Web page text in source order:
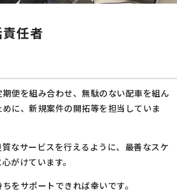
任者
便を組み合わせ、無駄のない配車を組ん
に、新規案件の開拓等を担当していま
なサービスを行えるように、最善なスケ
がけています。
をサポートできれば幸いです。